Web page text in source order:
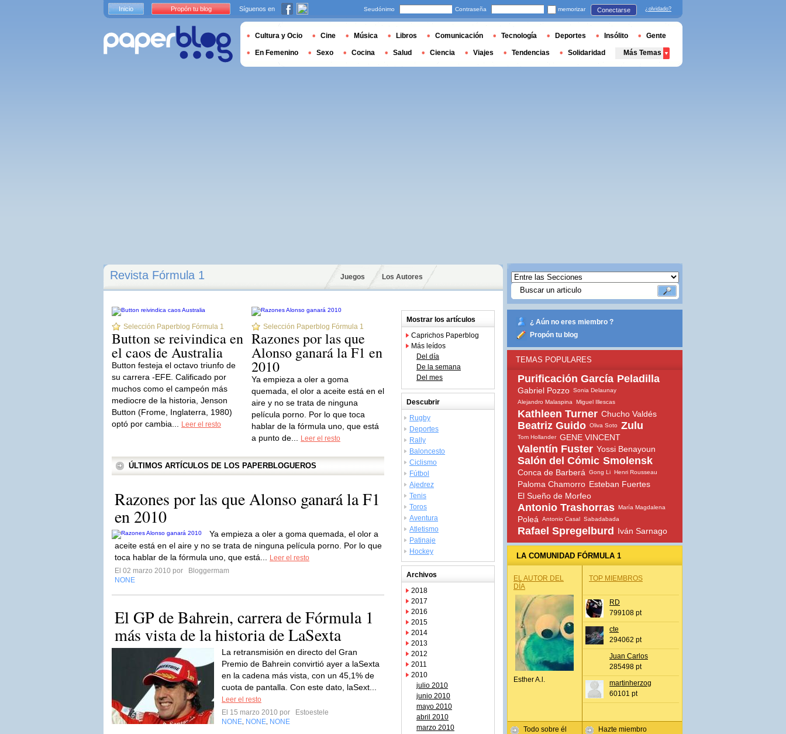
Revista Fórmula 1 Juegos Los Autores
Selección Paperblog Fórmula 1
Button se reivindica en
el caos de Australia
Button festeja el octavo triunfo de
su carrera -EFE. Calificado por
muchos como el campeón más
mediocre de la historia, Jenson
Button (Frome, Inglaterra, 1980)
optó por cambia...
Leer el resto
Selección Paperblog Fórmula 1
Razones por las que
Alonso ganará la F1 en
2010
Ya empieza a oler a goma
quemada, el olor a aceite está en el
aire y no se trata de ninguna
película porno. Por lo que toca
hablar de la fórmula uno, que está
a punto de...
Leer el resto
ÚLTIMOS ARTÍCULOS DE LOS PAPERBLOGUEROS
Razones por las que Alonso ganará la F1
en 2010
Ya empieza a oler a goma quemada, el olor a
aceite está en el aire y no se trata de ninguna película porno. Por lo que
toca hablar de la fórmula uno, que está...
Leer el resto
El 02 marzo 2010 por
Bloggermam
NONE
El GP de Bahrein, carrera de Fórmula 1
más vista de la historia de LaSexta
La retransmisión en directo del Gran
Premio de Bahrein convirtió ayer a laSexta
en la cadena más vista, con un 45,1% de
cuota de pantalla. Con este dato, laSext...
Leer el resto
El 15 marzo 2010 por
Estoestele
NONE NONE NONE
Mostrar los artículos
Caprichos Paperblog
Más leídos
Del día
De la semana
Del mes
Descubrir
Rugby
Deportes
Rally
Baloncesto
Ciclismo
Fútbol
Ajedrez
Tenis
Toros
Aventura
Atletismo
Patinaje
Hockey
Archivos
2018
2017
2016
2015
2014
2013
2012
2011
2010
julio 2010
junio 2010
mayo 2010
abril 2010
marzo 2010
¿ Aún no eres miembro ?
Propón tu blog
TEMAS POPULARES
Purificación García Peladilla
Gabriel Pozzo Sonia Delaunay
Alejandro Malaspina
Miguel Illescas
Kathleen Turner Chucho Valdés
Beatriz Guido Oliva Soto Zulu
Tom Hollander GENE VINCENT
Valentín Fuster Yossi Benayoun
Salón del Cómic Smolensk
Conca de Barberá Gong Li Henri Rousseau
Paloma Chamorro Esteban Fuertes
El Sueño de Morfeo
Antonio Trashorras María Magdalena
Poleá Antonio Casal Sabadabada
Rafael Spregelburd Iván Sarnago
LA COMUNIDAD FÓRMULA 1
EL AUTOR DEL
DÍA
Esther A.l.
Todo sobre él
TOP MIEMBROS
RD
799108 pt
cte
294062 pt
Juan Carlos
285498 pt
martinherzog
60101 pt
Hazte miembro
Inicio Propón tu blog Síguenos en Seudónimo Contraseña memorizar Conectarse ¿olvidado?
Cultura y Ocio Cine Música Libros Comunicación Tecnología Deportes Insólito Gente
En Femenino Sexo Cocina Salud Ciencia Viajes Tendencias Solidaridad Más Temas